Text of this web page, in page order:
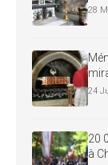
28
24
20
à